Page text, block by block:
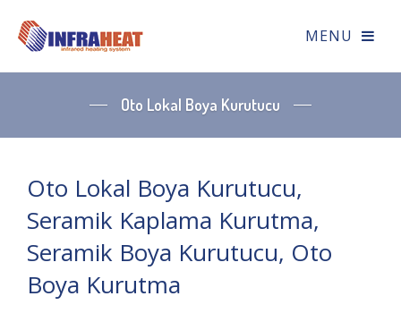
Oto Lokal Boya Kurutucu
Oto Lokal Boya Kurutucu,
Seramik Kaplama Kurutma,
Seramik Boya Kurutucu, Oto
Boya Kurutma